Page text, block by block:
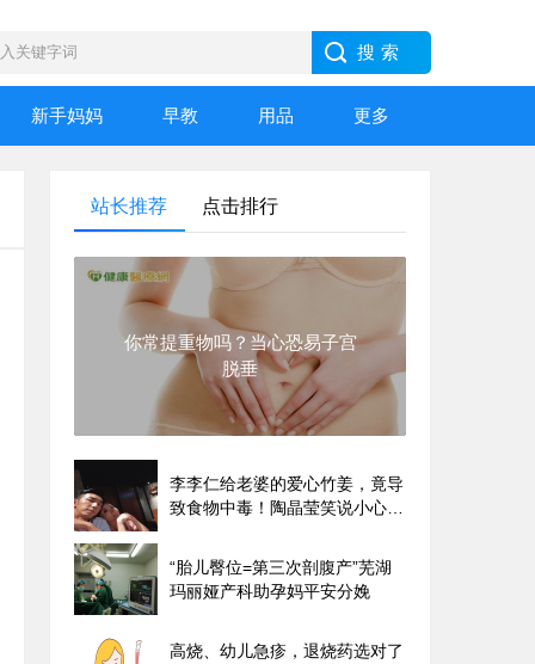
新手妈妈 早教 用品 更多
站长推荐 点击排行
你常提重物吗？当心恐易子宫
脱垂
李李仁给老婆的爱心竹姜，竟导
致食物中毒！陶晶莹笑说小心枕
“胎儿臀位=第三次剖腹产”芜湖
玛丽娅产科助孕妈平安分娩
高烧、幼儿急疹，退烧药选对了